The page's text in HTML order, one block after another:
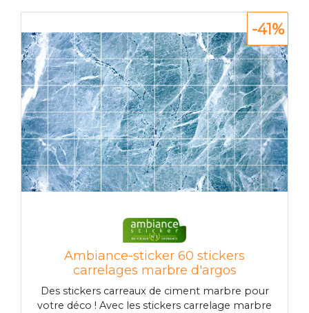
Ambiance-sticker 60 stickers
carrelages marbre d'argos
Des stickers carreaux de ciment marbre pour
votre déco ! Avec les stickers carrelage marbre
-41%